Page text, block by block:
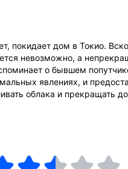
покидает дом в Токио.
невозможно, а
о бывшем
явлениях, и
облака и прекращать